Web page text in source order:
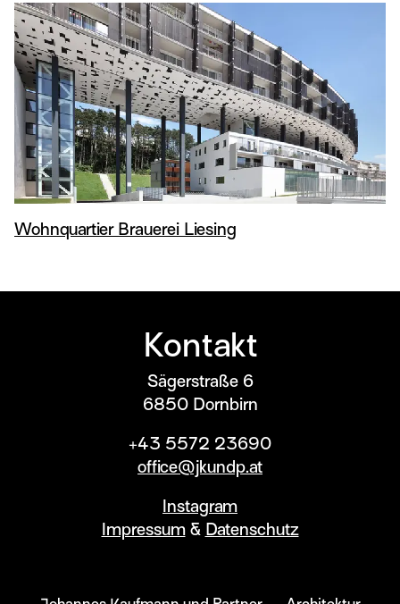
Wohnquartier Brauerei Liesing
Kontakt
Sägerstraße 6
6850 Dornbirn
+43 5572 23690
office@jkundp.at
Instagram
Impressum& Datenschutz